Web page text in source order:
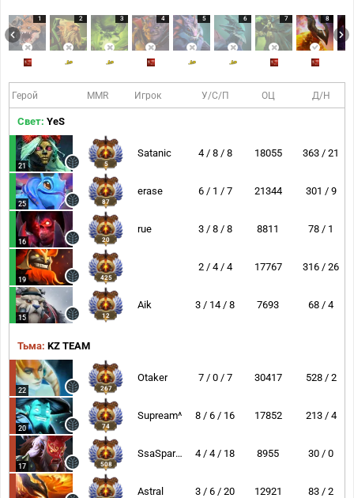
1 2 3 4 5 6 7 8
Герой MMR Игрок У/С/П ОЦ Д/Н
Свет: YeS
21 5
Satanic 4 / 8 / 8 18055 363 / 21
25 87
erase 6 / 1 / 7 21344 301 / 9
16 20
rue 3 / 8 / 8 8811 78 / 1
19 425
2 / 4 / 4 17767 316 / 26
15 12
Aik 3 / 14 / 8 7693 68 / 4
Тьма: KZ TEAM
22 267
Otaker 7 / 0 / 7 30417 528 / 2
20 74
Supream^ 8 / 6 / 16 17852 213 / 4
17 508
SsaSpartan 4 / 4 / 18 8955 30 / 0
Astral 3 / 6 / 20 12921 83 / 2